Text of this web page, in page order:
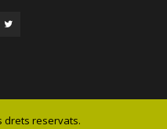
drets reservats.